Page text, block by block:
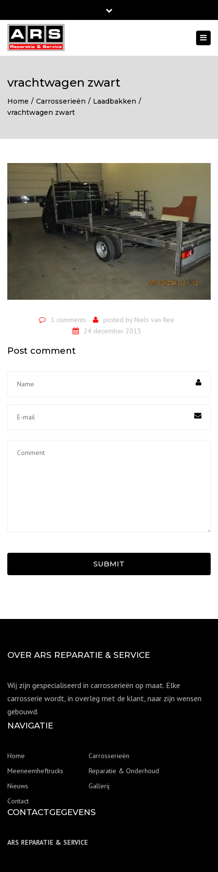
Close
vrachtwagen zwart
Home Carrosserieën
Laadbakken
vrachtwagen zwart
1 comments posted by Niels van Ree
24 december 2015
Post comment
SUBMIT
OVER ARS REPARATIE & SERVICE
Wij zijn gespecialiseerd in carrosserieën op maat. Elke
carrosserie wordt, in overleg met de klant, naar zijn wensen
gebouwd.
NAVIGATIE
Home
Carrosserieën
Meeneemheftrucks
Reparatie & Onderhoud
Nieuws
Gallerij
Contact
CONTACTGEGEVENS
ARS REPARATIE & SERVICE